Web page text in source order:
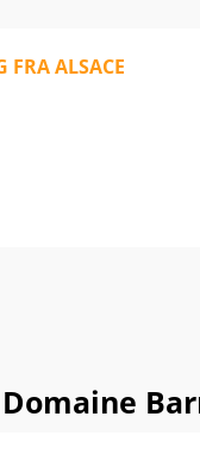
1,72 hektar,
investering,
FRA ALSACE